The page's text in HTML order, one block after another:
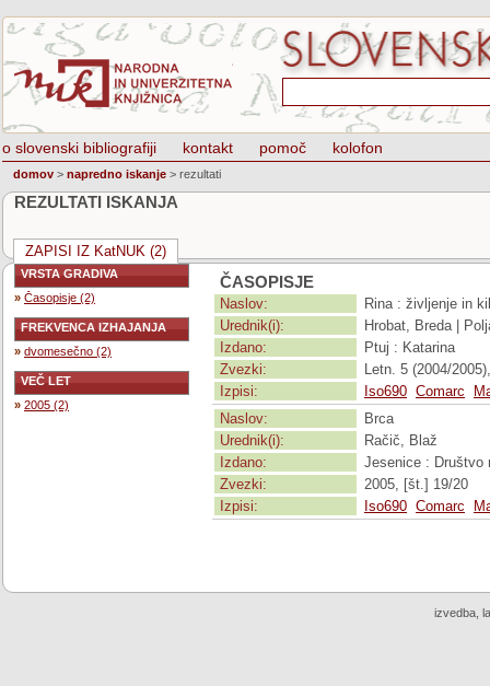
o slovenski bibliografiji kontakt pomoč kolofon
domov > napredno iskanje > rezultati
REZULTATI ISKANJA
ZAPISI IZ KatNUK (2)
VRSTA GRADIVA
» Časopisje (2)
FREKVENCA IZHAJANJA
» dvomesečno (2)
VEČ LET
» 2005 (2)
ČASOPISJE
Naslov:
Rina : življenje in
Urednik(i):
Hrobat, Breda |
Izdano:
Ptuj : Katarina
Zvezki:
Letn. 5 (2004/
Izpisi:
Iso690 Comarc
Naslov:
Brca
Urednik(i):
Račič, Blaž
Izdano:
Jesenice : Društvo
Zvezki:
2005, [št.] 19/20
Izpisi:
Iso690 Comarc
izvedba,